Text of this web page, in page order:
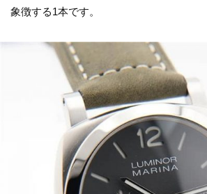
象徴する1本です。